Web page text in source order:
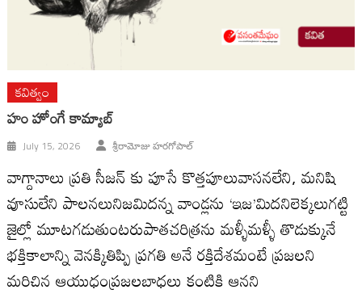
కవిత్వం
హం హోంగే కామ్యాబ్
July 15, 2026 శ్రీరామోజు హరగోపాల్
వాగ్దానాలు ప్రతి సీజన్ కు పూసే కొత్తపూలువాసనలేని, మనిషి
వూసులేని పాలనలునిజమిదన్న వాండ్లను ‘ఇజ’మిదనిలెక్కలుగట్టి
జైల్లో మూటగడుతుంటరుపాతచరిత్రను మళ్ళీమళ్ళీ తొడుక్కునే
భక్తికాలాన్ని వెనక్కితిప్పి ప్రగతి అనే రక్తిదేశమంటే ప్రజలని
మరిచిన ఆయుధంప్రజలబాధలు కంటికి ఆనని